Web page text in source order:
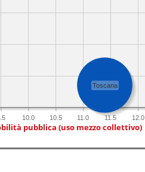
10.0 10.5 11.0 11.5 12.0
Toscana
pubblica (uso mezzo collettivo)